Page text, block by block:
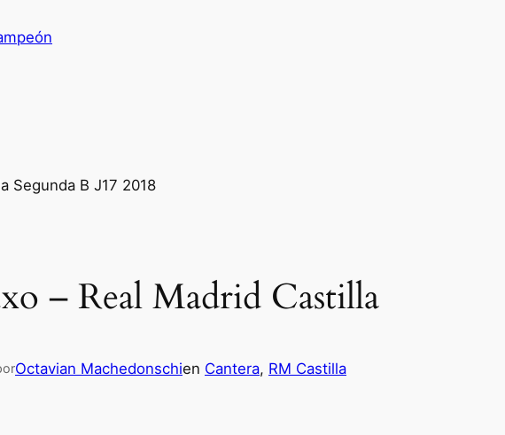
– Real Madrid Castilla
Octavian Machedonschien Cantera, RM Castilla